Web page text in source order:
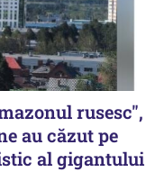
rusesc",
au căzut pe
al gigantului